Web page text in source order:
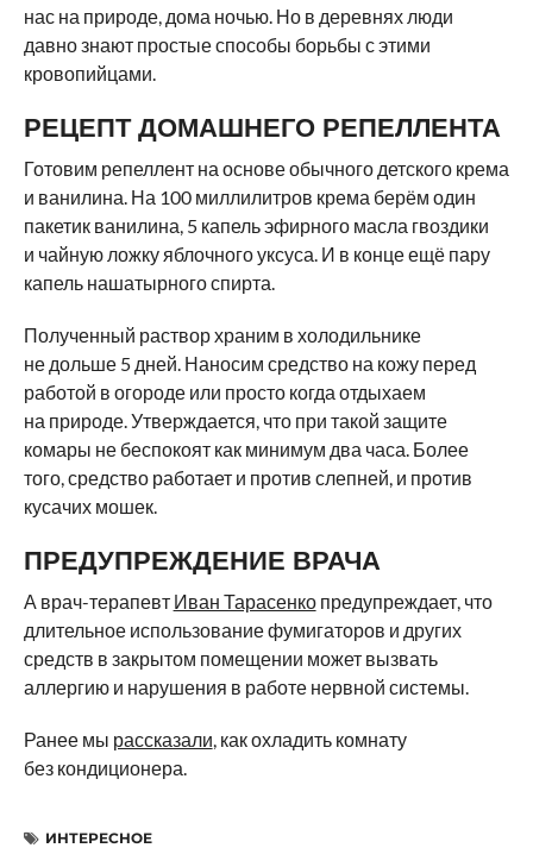
нас на природе, дома ночью. Но в деревнях люди
давно знают простые способы борьбы с этими
кровопийцами.
РЕЦЕПТ ДОМАШНЕГО РЕПЕЛЛЕНТА
Готовим репеллент на основе обычного детского крема
и ванилина. На 100 миллилитров крема берём один
пакетик ванилина, 5 капель эфирного масла гвоздики
и чайную ложку яблочного уксуса. И в конце ещё пару
капель нашатырного спирта.
Полученный раствор храним в холодильнике
не дольше 5 дней. Наносим средство на кожу перед
работой в огороде или просто когда отдыхаем
на природе. Утверждается, что при такой защите
комары не беспокоят как минимум два часа. Более
того, средство работает и против слепней, и против
кусачих мошек.
ПРЕДУПРЕЖДЕНИЕ ВРАЧА
А врач-терапевт Иван Тарасенкопредупреждает, что
длительное использование фумигаторов и других
средств в закрытом помещении может вызвать
аллергию и нарушения в работе нервной системы.
Ранее мы рассказали, как охладить комнату
без кондиционера.
ИНТЕРЕСНОЕ